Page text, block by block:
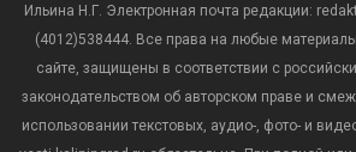
Ильина Н.Г. Электронная почта редакции:
(4012)538444. Все права на любые
сайте, защищены в соответствии с
законодательством об авторском праве и
использовании текстовых, аудио-, фото- и